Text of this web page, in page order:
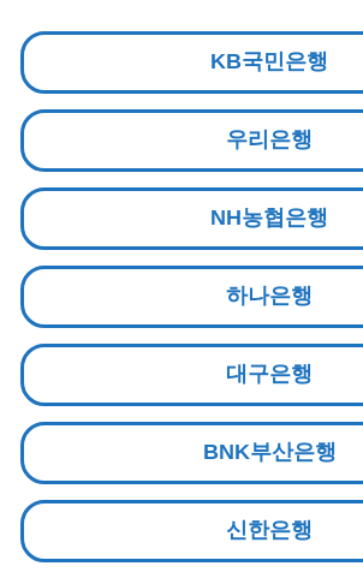
KB국민은행
우리은행
NH농협은행
하나은행
대구은행
BNK부산은행
신한은행